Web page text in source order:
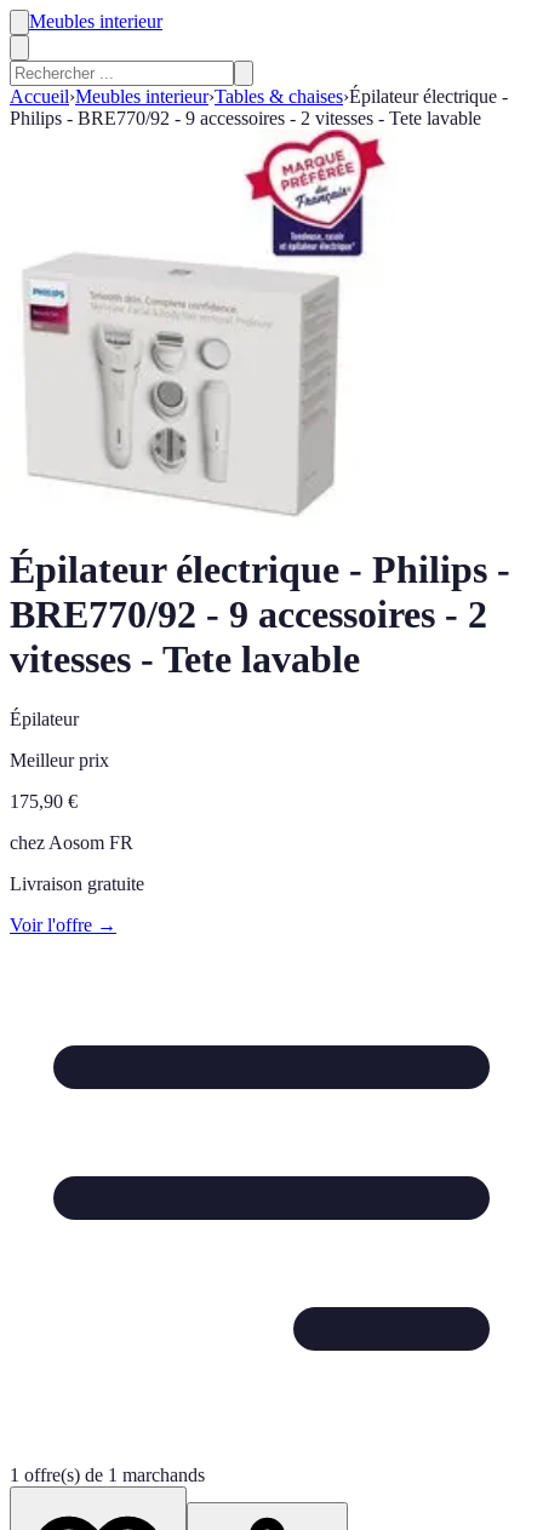
Meubles interieur
Accueil›Meubles interieur›Tables & chaises›Épilateur électrique -
Philips - BRE770/92 - 9 accessoires - 2 vitesses - Tete lavable
Épilateur électrique - Philips -
BRE770/92 - 9 accessoires - 2
vitesses - Tete lavable
Épilateur
Meilleur prix
175,90 €
chez Aosom FR
Livraison gratuite
Voir l'offre →
1 offre(s) de 1 marchands